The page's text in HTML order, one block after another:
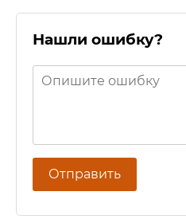
Нашли ошибку?
Отправить